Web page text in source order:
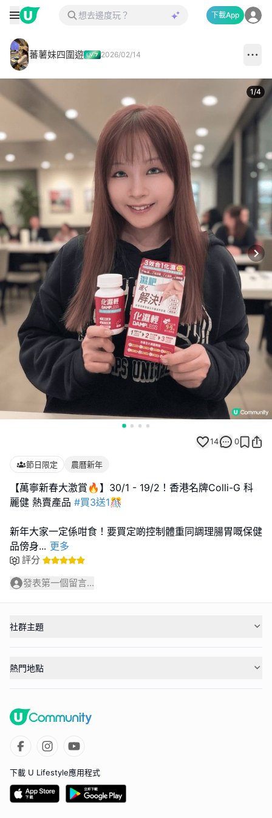
下載App
蕃薯妹四圍遊 2026/02/14
1/4
14 0
節日限定 農曆新年
【萬寧新春大激賞🔥】30/1 - 19/2！香港名牌Colli-G 科
麗健 熱賣產品 #買3送1🎊
新年大家一定係咁食！要買定啲控制體重同調理腸胃嘅保健
品傍身... 更多
評分
發表第一個留言...
社群主題
熱門地點
下載 U Lifestyle應用程式